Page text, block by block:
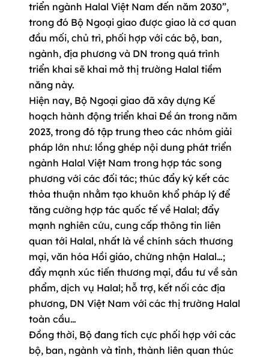
triển ngành Halal Việt Nam đến năm 2030”,
trong đó Bộ Ngoại giao được giao là cơ quan
đầu mối, chủ trì, phối hợp với các bộ, ban,
ngành, địa phương và DN trong quá trình
triển khai sẽ khai mở thị trường Halal tiềm
năng này.
Hiện nay, Bộ Ngoại giao đã xây dựng Kế
hoạch hành động triển khai Đề án trong năm
2023, trong đó tập trung theo các nhóm giải
pháp lớn như: lồng ghép nội dung phát triển
ngành Halal Việt Nam trong hợp tác song
phương với các đối tác; thúc đẩy ký kết các
thỏa thuận nhằm tạo khuôn khổ pháp lý để
tăng cường hợp tác quốc tế về Halal; đẩy
mạnh nghiên cứu, cung cấp thông tin liên
quan tới Halal, nhất là về chính sách thương
mại, văn hóa Hồi giáo, chứng nhận Halal…;
đẩy mạnh xúc tiến thương mại, đầu tư về sản
phẩm, dịch vụ Halal; hỗ trợ, kết nối các địa
phương, DN Việt Nam với các thị trường Halal
toàn cầu…
Đồng thời, Bộ đang tích cực phối hợp với các
bộ, ban, ngành và tỉnh, thành liên quan thúc